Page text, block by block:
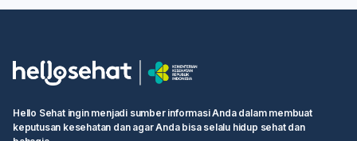
Hello Sehat ingin menjadi sumber informasi Anda dalam membuat
keputusan kesehatan dan agar Anda bisa selalu hidup sehat dan